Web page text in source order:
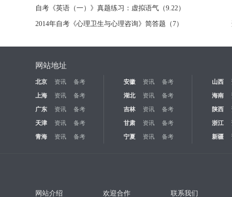
自考《英语（一）》真题练习：虚拟语气（9.22）
2014年自考《心理卫生与心理咨询》简答题（7）
网站地址
北京 资讯 备考 安徽 资讯 备考 山西
上海
资讯 备考 湖北 资讯 备考 海南
广东
资讯 备考 吉林 资讯 备考 陕西
天津
资讯 备考 甘肃 资讯 备考 浙江
青海
资讯 备考 宁夏 资讯 备考 新疆
网站介绍 欢迎合作 联系我们